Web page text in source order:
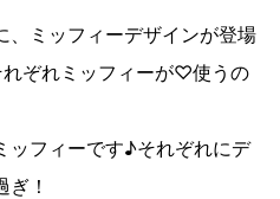
、ミッフィーデザインが登場
ぞれミッフィーが♡使うの
ッフィーです♪それぞれにデ
！